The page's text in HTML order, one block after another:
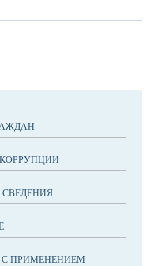
С ПРИМЕНЕНИЕМ